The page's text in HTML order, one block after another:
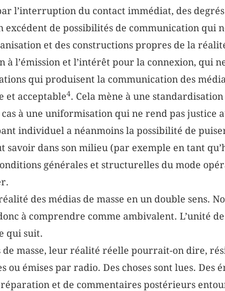
l’interruption du contact immédiat, des
excédent de possibilités de communication qui
et des constructions propres de la
à l’émission et l’intérêt pour la connexion, qui
qui produisent la communication des
et acceptable4. Cela mène à une
à une uniformisation qui ne rend pas justice
individuel a néanmoins la possibilité de
savoir dans son milieu (par exemple en tant
générales et structurelles du mode
des médias de masse en un double sens.
à comprendre comme ambivalent. L’unité
qui suit.
de masse, leur réalité réelle pourrait-on dire,
ou émises par radio. Des choses sont lues. Des
et de commentaires postérieurs